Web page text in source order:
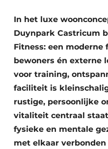
In het luxe
Duynpark Castricum
Fitness: een
bewoners én externe
voor training,
faciliteit is
rustige, persoonlijke
vitaliteit centraal
fysieke en mentale
met elkaar